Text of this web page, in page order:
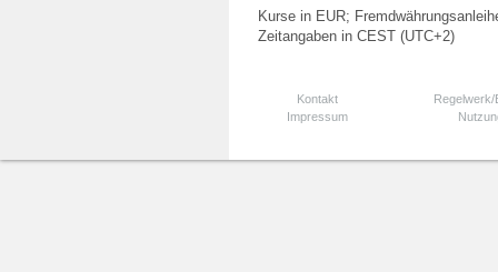
Kurse in EUR;
Zeitangaben in CEST (UTC+2)
Kontakt
Impressum